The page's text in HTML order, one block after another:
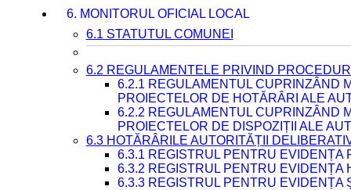
6. MONITORUL OFICIAL LOCAL
6.1 STATUTUL COMUNEI
6.2 REGULAMENTELE PRIVIND
6.2.1 REGULAMENTUL CUPRINZÂND
PROIECTELOR DE HOTĂRÂRI ALE
6.2.2 REGULAMENTUL CUPRINZÂND
PROIECTELOR DE DISPOZIȚII ALE
6.3 HOTĂRÂRILE AUTORITĂȚII
6.3.1 REGISTRUL PENTRU EVIDENȚA
6.3.2 REGISTRUL PENTRU EVIDENȚA
6.3.3 REGISTRUL PENTRU EVIDENȚA